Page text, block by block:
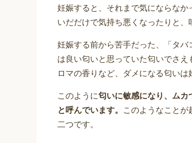
妊娠すると、それまで気にならな
いだだけで気持ち悪くなったりと、
妊娠する前から苦手だった、「タ
は良い匂いと思っていた匂いでさ
ロマの香りなど、ダメになる匂いは
このように匂いに敏感になり、ムカ
と呼んでいます。
このようなことが
二つです。